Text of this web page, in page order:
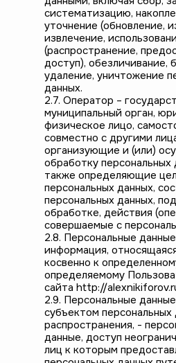
систематизацию,
уточнение (обновление,
извлечение,
(распространение,
доступ), обезличивание,
удаление, уничтожение
данных.
2.7. Оператор –
муниципальный орган,
физическое лицо,
совместно с другими
организующие и (или)
обработку персональных
также определяющие
персональных данных,
персональных данных,
обработке, действия
совершаемые с
2.8. Персональные
информация,
косвенно к
определяемому
сайта http://
2.9. Персональные
субъектом персональных
распространения, -
данные, доступ
лиц к которым